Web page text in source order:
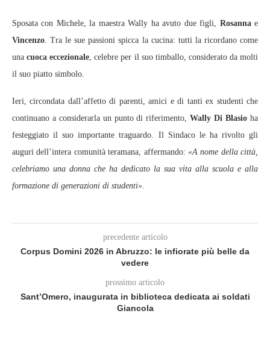
Sposata con Michele, la maestra Wally ha avuto due figli, Rosannae
Vincenzo. Tra le sue passioni spicca la cucina: tutti la ricordano come
unacuoca eccezionale, celebre per il suo timballo, considerato da molti
il suo piatto simbolo.
Ieri, circondata dall’affetto di parenti, amici e di tanti ex studenti che
continuano a considerarla un punto di riferimento,Wally Di Blasio ha
festeggiato il suo importante traguardo. Il Sindaco le ha rivolto gli
auguri dell’intera comunità teramana, affermando: «A nome della città,
celebriamo una donna che ha dedicato la sua vita alla scuola e alla
formazione di generazioni di studenti».
precedente articolo
Corpus Domini 2026 in Abruzzo: le infiorate più belle da
vedere
prossimo articolo
Sant’Omero, inaugurata in biblioteca dedicata ai soldati
Giancola